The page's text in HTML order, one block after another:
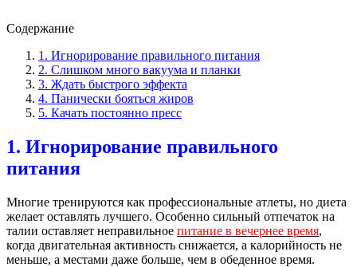
Содержание
1. Игнорирование правильного питания
2. Слишком много вакуума и планки
3. Ждать быстрого эффекта
4. Панически бояться жиров
5. Качать постоянно пресс
1. Игнорирование правильного
питания
Многие тренируются как профессиональные атлеты, но диета
желает оставлять лучшего. Особенно сильный отпечаток на
талии оставляет неправильное питание в вечернее время,
когда двигательная активность снижается, а калорийность не
меньше, а местами даже больше, чем в обеденное время.